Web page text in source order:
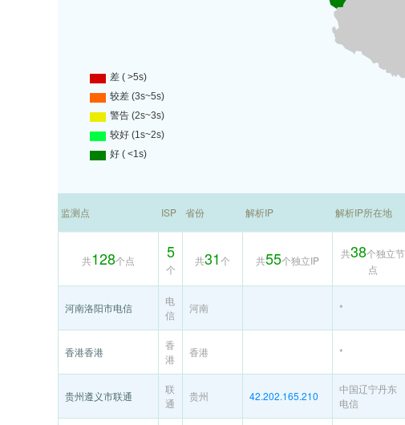
监测点 ISP 省份 解析IP 解析IP所在地
共128个点 5
个
共31个 共55个独立IP
共38个独立节
点
河南洛阳市电信
电
信
河南 *
香港香港
香
港
香港 *
贵州遵义市联通
联
通
贵州 42.202.165.210
中国辽宁丹东
电信